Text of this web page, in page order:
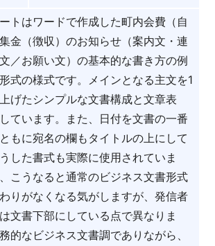
トはワードで作成した町内会費（自
金（徴収）のお知らせ（案内文・連
／お願い文）の基本的な書き方の例
式の様式です。メインとなる主文を1
げたシンプルな文書構成と文章表
ています。また、日付を文書の一番
もに宛名の欄もタイトルの上にして
した書式も実際に使用されていま
こうなると通常のビジネス文書形式
りがなくなる気がしますが、発信者
は文書下部にしている点で異なりま
的なビジネス文書調でありながら、